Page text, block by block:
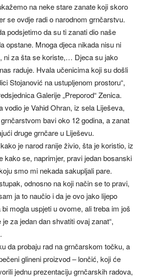
na neke stare zanate koji skoro
se ovdje radi o narodnom grnčarstvu.
podsjetimo da su ti zanati dio naše
opstane. Mnoga djeca nikada nisu ni
ni za šta se koriste,… Djeca su jako
raduje. Hvala učenicima koji su došli
Stojanović na ustupljenom prostoru“,
Galerije „Preporod“ Zenica.
vodio je Vahid Ohran, iz sela Liješeva,
bavi oko 12 godina, a zanat
druge grnčare u Liješevu.
je narod ranije živio, šta je koristio, iz
kako se, naprimjer, pravi jedan bosanski
smo mi nekada sakupljali pare.
odnosno na koji način se to pravi,
ja to naučio i da je ovo jako lijepo
mogla uspjeti u ovome, ali treba im još
za jedan dan shvatiti ovaj zanat“,
da probaju rad na grnčarskom točku, a
glineni proizvod – lončić, koji će
jednu prezentaciju grnčarskih radova,